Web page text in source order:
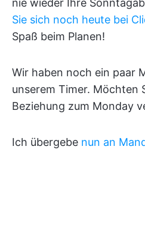
nie wieder Ihre
Sie sich noch heute bei
Spaß beim Planen!
Wir haben noch ein paar
unserem Timer. Möchten
Beziehung zum Monday
Ich übergebe nun an